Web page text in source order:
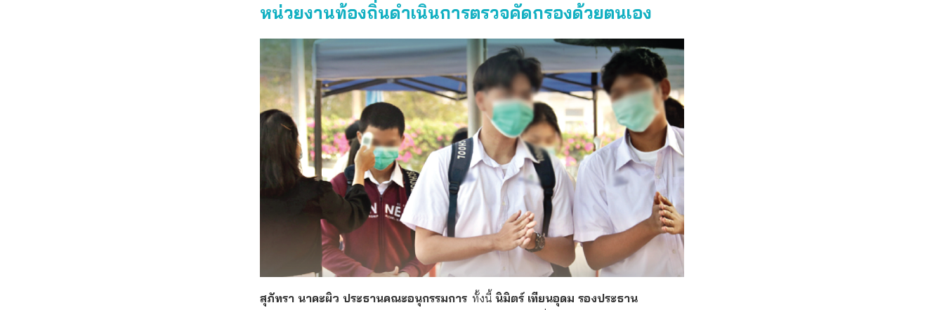
หน่วยงานท้องถิ่นดำเนินการตรวจคัดกรองด้วยตนเอง
สุภัทรา นาคะผิว ประธานคณะอนุกรรมการ ทั้งนี้ นิมิตร์ เทียนอุดม รองประธาน